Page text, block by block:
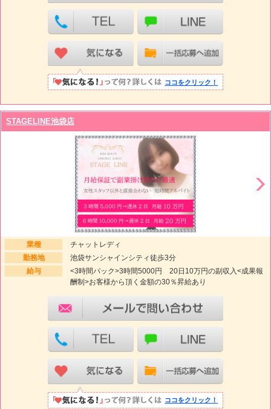
ココをクリック！
STAGELINE池袋店
業種
チャットレディ
勤務地
池袋サンシャインシティ徒歩3分
給与
<3時間パック>3時間5000円 20日10万円の副収入<成果報
酬制>お客様から頂く金額の30％昇給あり
ココをクリック！